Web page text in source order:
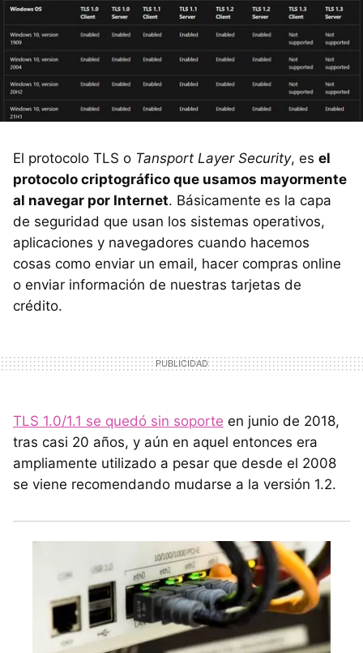
El protocolo TLS o Tansport Layer Security, es el
protocolo criptográfico que usamos mayormente
al navegar por Internet. Básicamente es la capa
de seguridad que usan los sistemas operativos,
aplicaciones y navegadores cuando hacemos
cosas como enviar un email, hacer compras online
o enviar información de nuestras tarjetas de
crédito.
TLS 1.0/1.1 se quedó sin soporte en junio de 2018,
tras casi 20 años, y aún en aquel entonces era
ampliamente utilizado a pesar que desde el 2008
se viene recomendando mudarse a la versión 1.2.